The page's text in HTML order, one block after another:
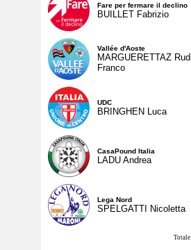
Fare per fermare il declino
BUILLET Fabrizio
Vallée d'Aoste
MARGUERETTAZ
Franco
UDC
BRINGHEN Luca
CasaPound Italia
LADU Andrea
Lega Nord
SPELGATTI Nicoletta